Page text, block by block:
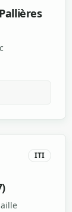
ITI